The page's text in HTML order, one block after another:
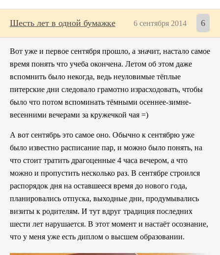
6 сентября 2014 6
Шесть лет в одной бумажке
Вот уже и первое сентября прошло, а значит, настало самое
время понять что учеба окончена. Летом об этом даже
вспомнить было некогда, ведь неуловимые тёплые
питерские дни следовало грамотно израсходовать, чтобы
было что потом вспоминать тёмными осеннее-зимне-
весенними вечерами за кружечкой чая =)
А вот сентябрь это самое оно. Обычно к сентябрю уже
было известно расписание пар, и можно было понять, на
что стоит тратить драгоценные 4 часа вечером, а что
можно и пропустить несколько раз. В сентябре строился
распорядок дня на оставшееся время до нового года,
планировались отпуска, выходные дни, продумывались
визиты к родителям. И тут вдруг традиция последних
шести лет нарушается. В этот момент и настаёт осознание,
что у меня уже есть диплом о высшем образовании.